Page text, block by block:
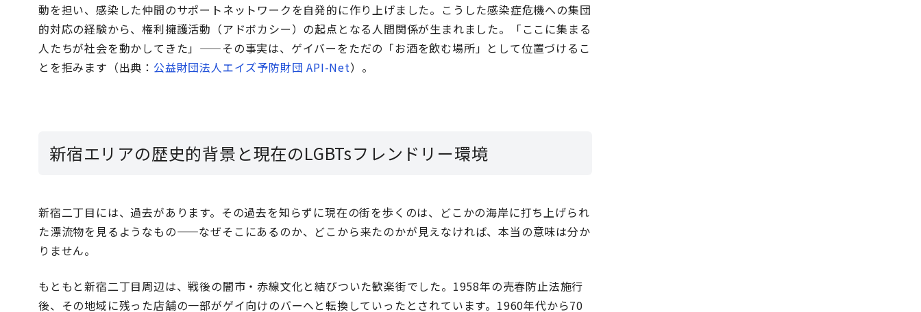
動を担い、感染した仲間のサポートネットワークを自発的に作り上げました。こうした感染症危機への集団
的対応の経験から、権利擁護活動（アドボカシー）の起点となる人間関係が生まれました。「ここに集まる
人たちが社会を動かしてきた」——その事実は、ゲイバーをただの「お酒を飲む場所」として位置づけるこ
とを拒みます（出典： 公益財団法人エイズ予防財団 API-Net）。
新宿エリアの歴史的背景と現在のLGBTsフレンドリー環境
新宿二丁目には、過去があります。その過去を知らずに現在の街を歩くのは、どこかの海岸に打ち上げられ
た漂流物を見るようなもの——なぜそこにあるのか、どこから来たのかが見えなければ、本当の意味は分か
りません。
もともと新宿二丁目周辺は、戦後の闇市・赤線文化と結びついた歓楽街でした。1958年の売春防止法施行
後、その地域に残った店舗の一部がゲイ向けのバーへと転換していったとされています。1960年代から70